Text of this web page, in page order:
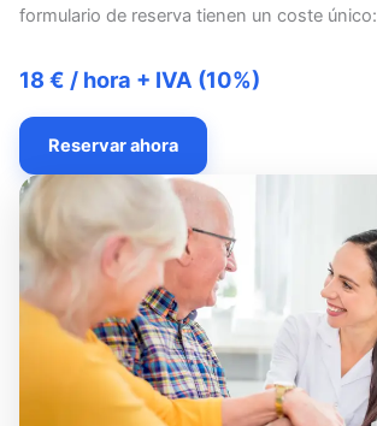
formulario de reserva tienen un coste único:
18 € / hora + IVA (10%)
Reservar ahora